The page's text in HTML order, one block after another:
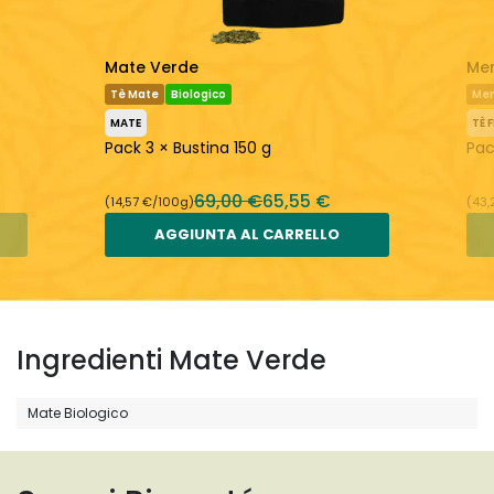
Mate Verde
Tè Mate
Biologico
MATE
Pack 3 × Bustina 150 g
(14,57 €/100g)69,00 €65,55 €
AGGIUNTA AL CARRELLO
TÈ
Ingredienti Mate Verde
Mate Biologico